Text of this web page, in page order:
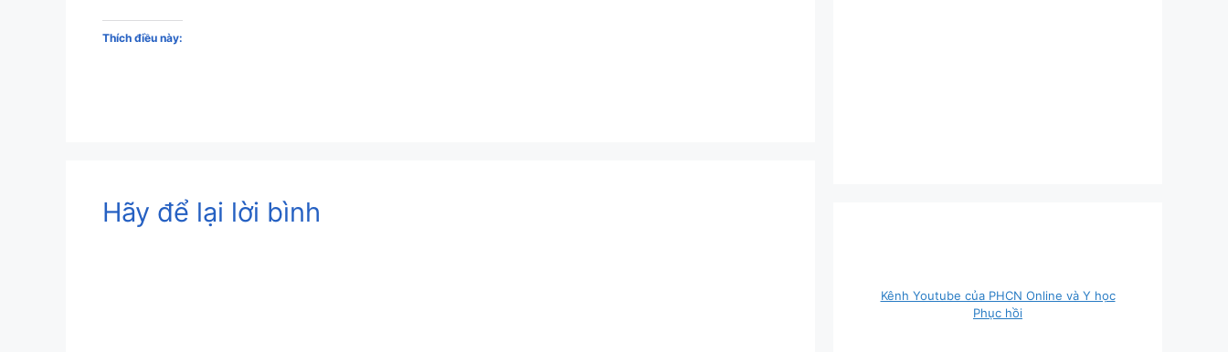
Thích điều này:
Hãy để lại lời bình
Kênh Youtube của PHCN Online và Y học
Phục hồi